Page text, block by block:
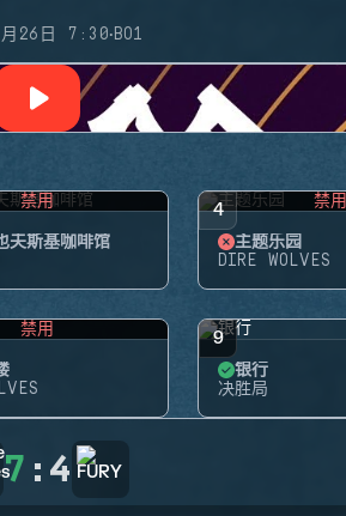
月26日 7:30·BO1
禁用
夫斯基咖啡馆
4 禁用
主题乐园
DIRE WOLVES
禁用 9
银行
决胜局
7 : 4